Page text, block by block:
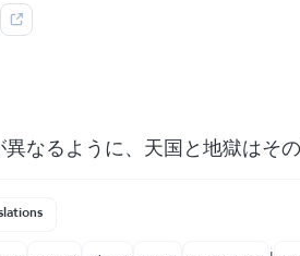
なるように、天国と地獄はそ